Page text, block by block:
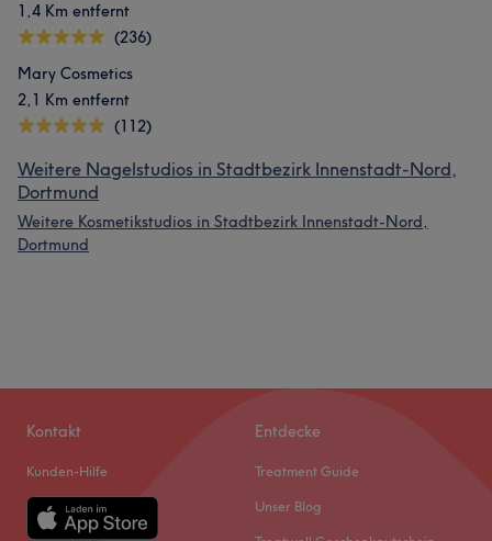
1,4 Km entfernt
(236)
Mary Cosmetics
2,1 Km entfernt
(112)
Weitere Nagelstudios in Stadtbezirk Innenstadt-Nord,
Dortmund
Weitere Kosmetikstudios in Stadtbezirk Innenstadt-Nord,
Dortmund
Kontakt
Kunden-Hilfe
Entdecke
Treatment Guide
Unser Blog